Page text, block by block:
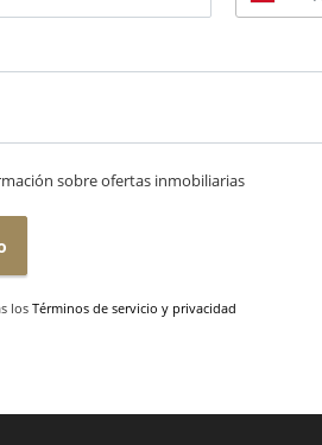
sobre ofertas inmobiliarias
losTérminos de servicio y privacidad